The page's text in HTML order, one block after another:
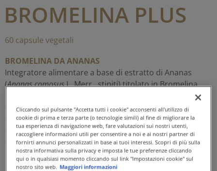
BROMELINA PLUS
60 capsule vegetali
BROMELINA DA ANANAS
Integratore alimentare a base di estratto di Ananas
(Ananas comosusL. Merr., stipiti) titolato in Bromelina.
digestiva, il drenaggio dei liquidi corporei(pesantezza
delle gambe) e lafunzionalità del microcircolo. Inoltre
contribuisce acontrastare gli inestetismi della
cellulite.
Certificato KOF-K di Solgar n.K-1250.
Cliccando sul pulsante "Accetta tutti i cookie" acconsenti all'utilizzo di
cookie di prima e terza parte (o tecnologie simili) al fine di migliorare la
tua esperienza di navigazione web, fare valutazioni sui nostri utenti,
raccogliere informazioni utili per consentire a noi e ai nostri partner di
fornirti annunci personalizzati in base ai tuoi interessi. Scopri di più sulla
nostra informativa sulla privacy e imposta le tue preferenze cliccando
qui o in qualsiasi momento cliccando sul link "Impostazioni cookie" sul
nostro sito web. Maggiori informazioni